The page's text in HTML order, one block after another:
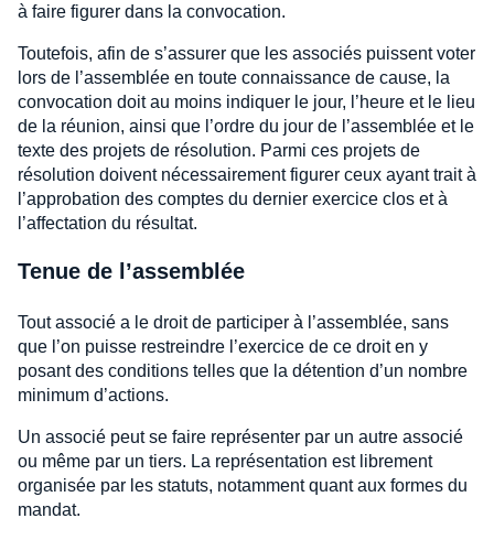
à faire figurer dans la convocation.
Toutefois, afin de s’assurer que les associés puissent voter
lors de l’assemblée en toute connaissance de cause, la
convocation doit au moins indiquer le jour, l’heure et le lieu
de la réunion, ainsi que l’ordre du jour de l’assemblée et le
texte des projets de résolution. Parmi ces projets de
résolution doivent nécessairement figurer ceux ayant trait à
l’approbation des comptes du dernier exercice clos et à
l’affectation du résultat.
Tenue de l’assemblée
Tout associé a le droit de participer à l’assemblée, sans
que l’on puisse restreindre l’exercice de ce droit en y
posant des conditions telles que la détention d’un nombre
minimum d’actions.
Un associé peut se faire représenter par un autre associé
ou même par un tiers. La représentation est librement
organisée par les statuts, notamment quant aux formes du
mandat.